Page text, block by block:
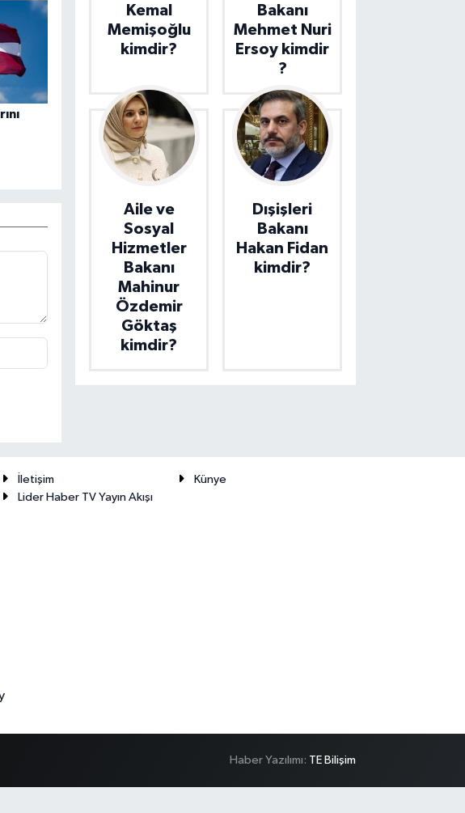
Kemal
Memişoğlu
kimdir?
Bakanı
Mehmet Nuri
Ersoy kimdir
?
Aile ve
Sosyal
Hizmetler
Bakanı
Mahinur
Özdemir
Göktaş
kimdir?
Dışişleri
Bakanı
Hakan Fidan
kimdir?
İletişim
Künye
Lider Haber TV Yayın Akışı
Haber Yazılımı: TE Bilişim